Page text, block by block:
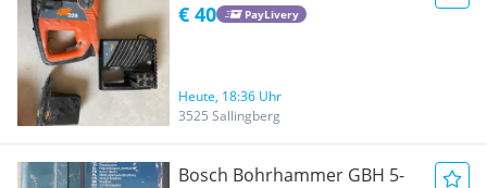
€ 40 PayLivery
Heute, 18:36 Uhr
3525 Sallingberg
Bosch Bohrhammer GBH 5-